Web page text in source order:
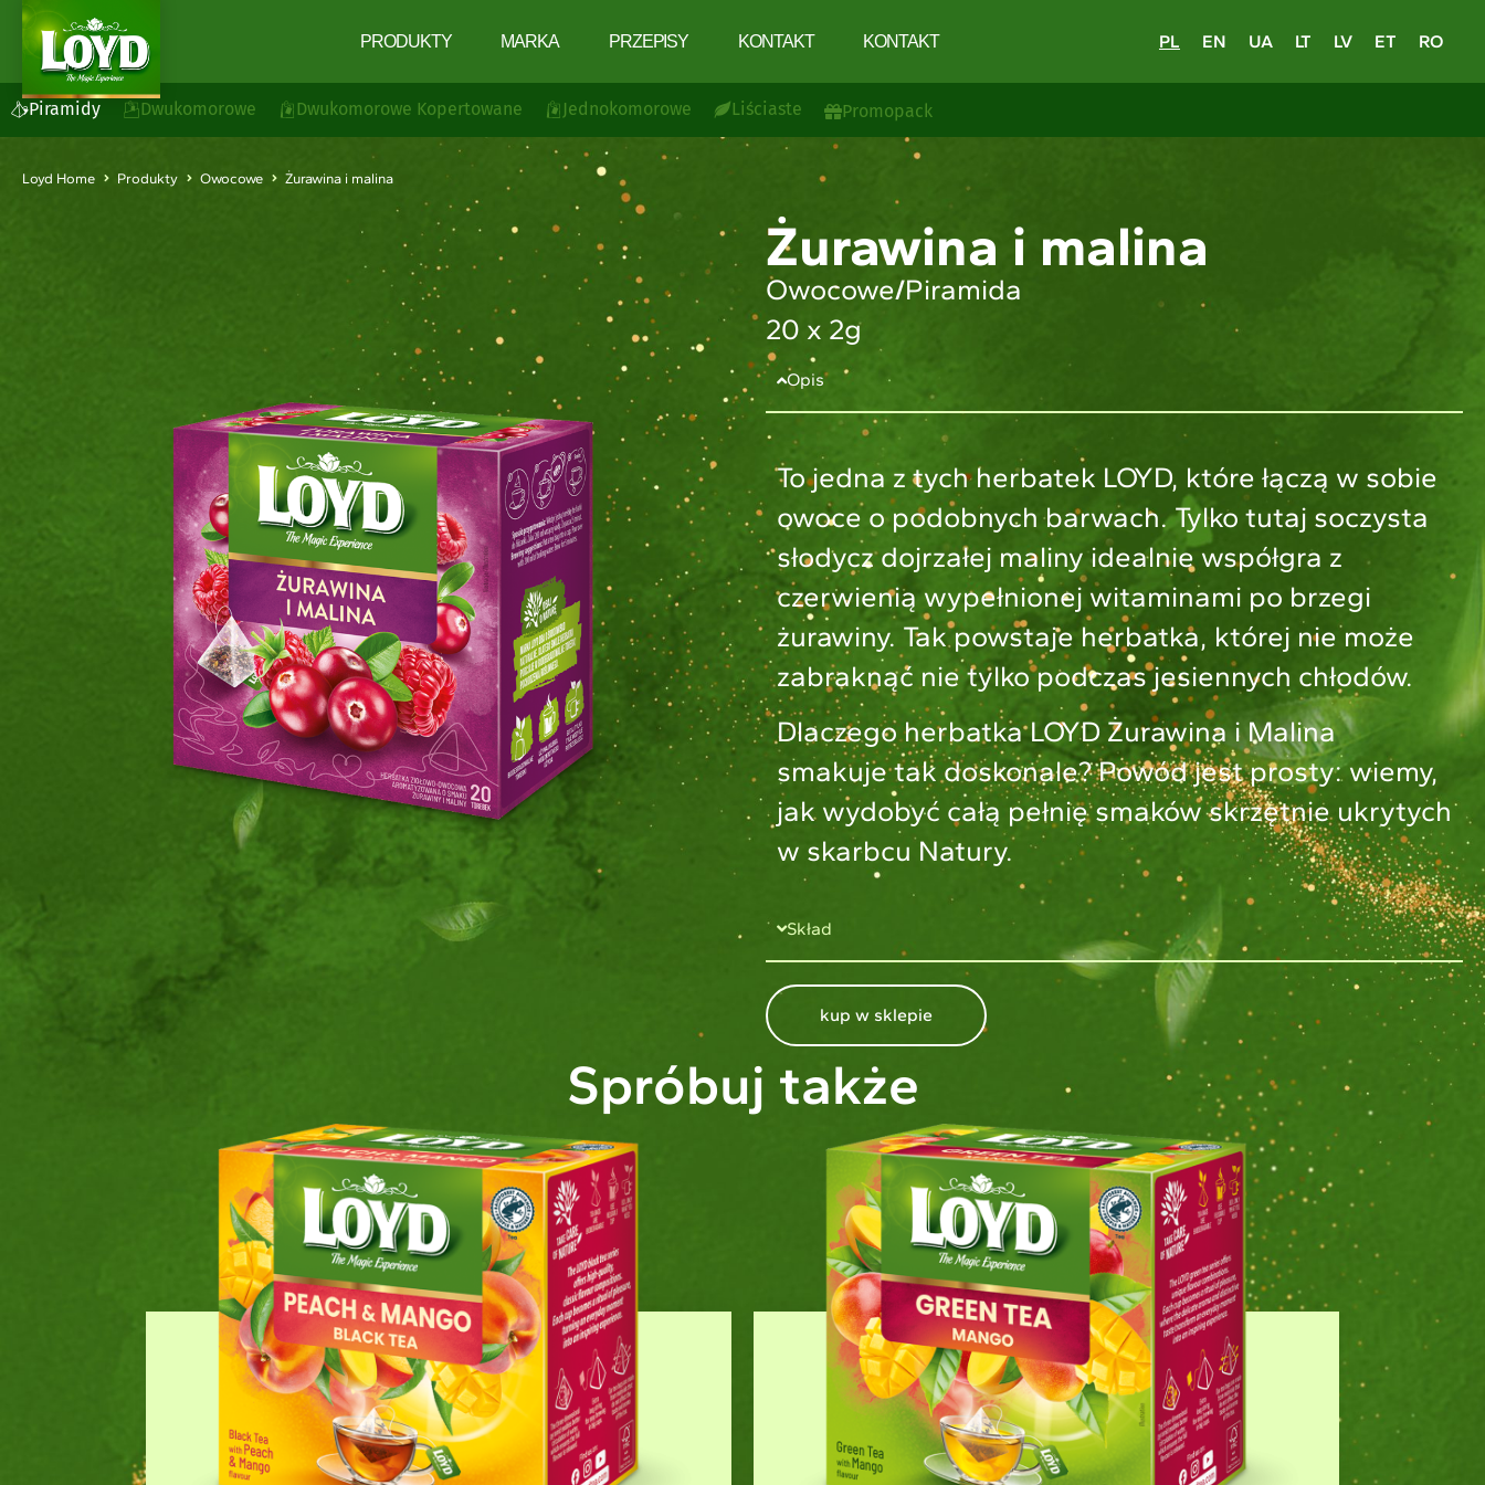
PRODUKTY MARKA PRZEPISY KONTAKT KONTAKT PL EN UA LT LV ET RO
Piramidy Dwukomorowe Dwukomorowe Kopertowane Jednokomorowe Liściaste Promopack
Loyd Home Produkty Owocowe Żurawina i malina
Żurawina i malina
Owocowe/Piramida
20 x 2g
Opis
To jedna z tych herbatek LOYD, które łączą w sobie
owoce o podobnych barwach. Tylko tutaj soczysta
słodycz dojrzałej maliny idealnie współgra z
czerwienią wypełnionej witaminami po brzegi
żurawiny. Tak powstaje herbatka, której nie może
zabraknąć nie tylko podczas jesiennych chłodów.
Dlaczego herbatka LOYD Żurawina i Malina
smakuje tak doskonale? Powód jest prosty: wiemy,
jak wydobyć całą pełnię smaków skrzętnie ukrytych
w skarbcu Natury.
Skład
kup w sklepie
Spróbuj także